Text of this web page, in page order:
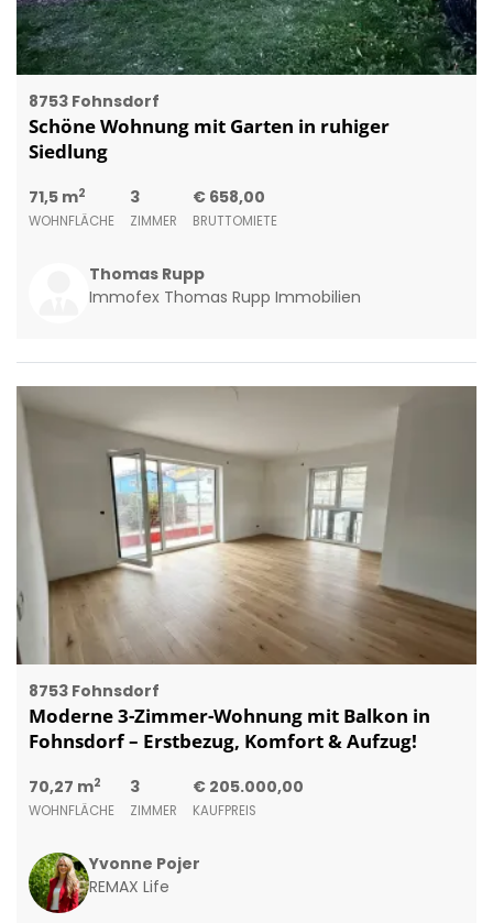
8753 Fohnsdorf
Schöne Wohnung mit Garten in ruhiger
Siedlung
71,5 m2
WOHNFLÄCHE
3
ZIMMER
€ 658,00
BRUTTOMIETE
Thomas Rupp
Immofex Thomas Rupp Immobilien
8753 Fohnsdorf
Moderne 3-Zimmer-Wohnung mit Balkon in
Fohnsdorf – Erstbezug, Komfort & Aufzug!
70,27 m2
WOHNFLÄCHE
3
ZIMMER
€ 205.000,00
KAUFPREIS
Yvonne Pojer
REMAX Life